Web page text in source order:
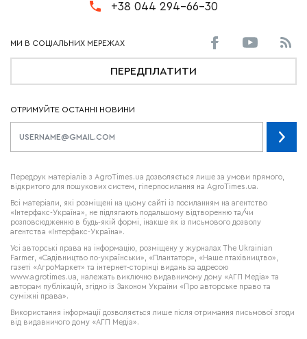
+38 044 294-66-30
ПЕРЕДПЛАТИТИ
ОТРИМУЙТЕ ОСТАННІ НОВИНИ
Передрук матеріалів з AgroTimes.ua дозволяється лише за умови прямого,
відкритого для пошукових систем, гіперпосилання на AgroTimes.ua.
Всі матеріали, які розміщені на цьому сайті із посиланням на агентство
«Інтерфакс-Україна», не підлягають подальшому відтворенню та/чи
розповсюдженню в будь-якій формі, інакше як із письмового дозволу
агентства «Інтерфакс-Україна».
Усі авторські права на інформацію, розміщену у журналах The Ukrainian
Farmer, «Садівництво по-українськи», «Плантатор», «Наше птахівництво»,
газеті «АгроМаркет» та інтернет-сторінці видань за адресою
www.agrotimes.ua, належать виключно видавничому дому «АГП Медіа» та
авторам публікацій, згідно із Законом України «Про авторське право та
суміжні права».
Використання інформації дозволяється лише після отримання письмової згоди
від видавничого дому «АГП Медіа».